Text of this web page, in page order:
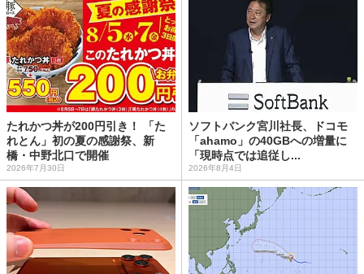
たれかつ丼が200円引き！ 「た
れとん」初の夏の感謝祭、新
橋・中野北口で開催
2026年7月30日
ソフトバンク宮川社長、ドコモ
「ahamo」の40GBへの増量に
「現時点では追従し...
2026年8月4日